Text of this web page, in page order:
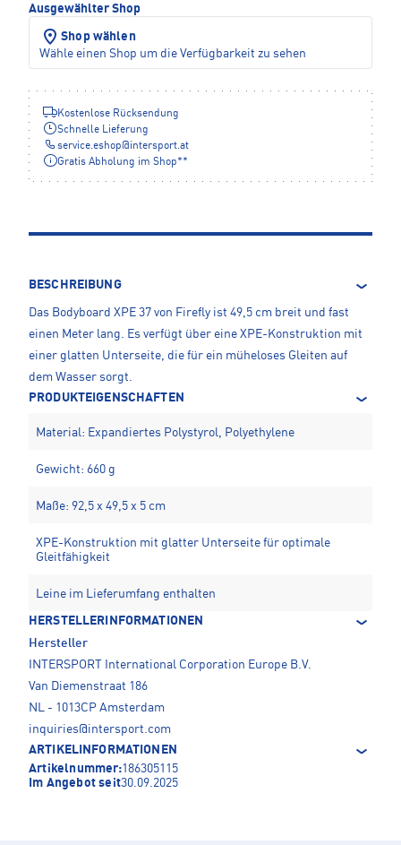
Ausgewählter Shop
Shop wählen
Wähle einen Shop um die Verfügbarkeit zu sehen
Kostenlose Rücksendung
Schnelle Lieferung
service.eshop@intersport.at
Gratis Abholung im Shop**
BESCHREIBUNG
Das Bodyboard XPE 37 von Firefly ist 49,5 cm breit und fast
einen Meter lang. Es verfügt über eine XPE-Konstruktion mit
einer glatten Unterseite, die für ein müheloses Gleiten auf
dem Wasser sorgt.
PRODUKTEIGENSCHAFTEN
Material: Expandiertes Polystyrol, Polyethylene
Gewicht: 660 g
Maße: 92,5 x 49,5 x 5 cm
XPE-Konstruktion mit glatter Unterseite für optimale
Gleitfähigkeit
Leine im Lieferumfang enthalten
HERSTELLERINFORMATIONEN
Hersteller
INTERSPORT International Corporation Europe B.V.
Van Diemenstraat 186
NL - 1013CP Amsterdam
inquiries@intersport.com
ARTIKELINFORMATIONEN
Artikelnummer:186305115
Im Angebot seit30.09.2025